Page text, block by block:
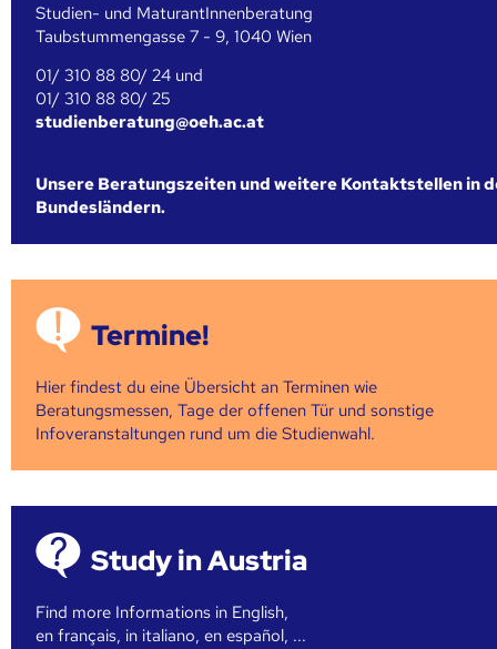
Studien- und MaturantInnenberatung
Taubstummengasse 7 - 9, 1040 Wien
01/ 310 88 80/ 24 und
01/ 310 88 80/ 25
studienberatung@oeh.ac.at
Unsere Beratungszeiten und weitere Kontaktstellen in
Bundesländern.
Termine!
Hier findest du eine Übersicht an Terminen wie
Beratungsmessen, Tage der offenen Tür und sonstige
Infoveranstaltungen rund um die Studienwahl.
Study in Austria
Find more Informations in English,
en français, in italiano, en español, ...